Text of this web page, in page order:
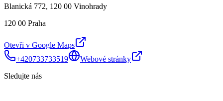
Blanická 772, 120 00 Vinohrady
120 00 Praha
Otevři v Google Maps
+420733733519
Webové stránky
Sledujte nás